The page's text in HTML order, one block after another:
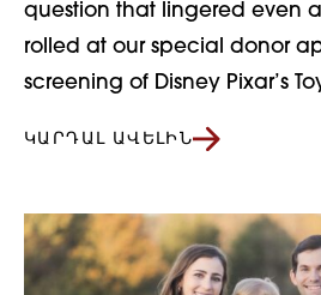
question that lingered even
rolled at our special donor
screening of Disney Pixar’s
ԿԱՐԴԱԼ ԱՎԵԼԻՆ